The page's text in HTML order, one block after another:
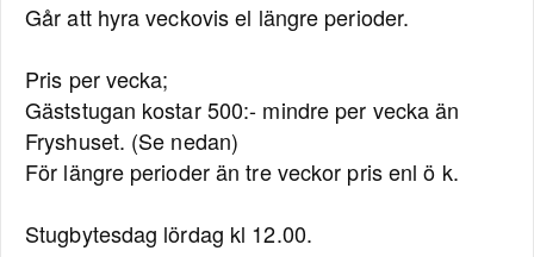
Går att hyra veckovis el längre perioder.
Pris per vecka;
Gäststugan kostar 500:- mindre per vecka än
Fryshuset. (Se nedan)
För längre perioder än tre veckor pris enl ö k.
Stugbytesdag lördag kl 12.00.